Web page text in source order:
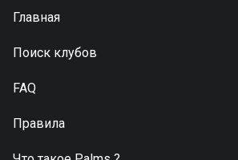
Главная
Поиск клубов
FAQ
Правила